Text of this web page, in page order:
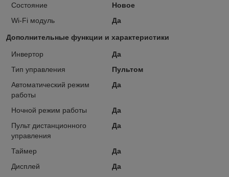
Состояние
Новое
Wi-Fi модуль
Да
Дополнительные функции и характеристики
Инвертор
Да
Тип управления
Пультом
Автоматический режим
работы
Да
Ночной режим работы
Да
Пульт дистанционного
управления
Да
Таймер
Да
Дисплей
Да